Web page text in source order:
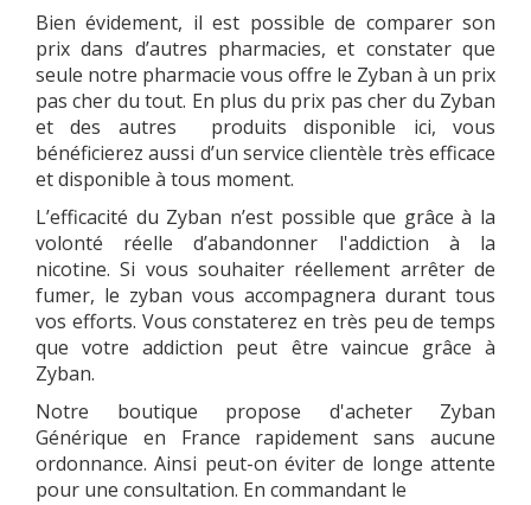
Bien évidement, il est possible de comparer son
prix dans d’autres pharmacies, et constater que
seule notre pharmacie vous offre le Zyban à un prix
pas cher du tout. En plus du prix pas cher du Zyban
et des autres produits disponible ici, vous
bénéficierez aussi d’un service clientèle très efficace
et disponible à tous moment.
L’efficacité du Zyban n’est possible que grâce à la
volonté réelle d’abandonner l'addiction à la
nicotine. Si vous souhaiter réellement arrêter de
fumer, le zyban vous accompagnera durant tous
vos efforts. Vous constaterez en très peu de temps
que votre addiction peut être vaincue grâce à
Zyban.
Notre boutique propose d'acheter Zyban
Générique en France rapidement sans aucune
ordonnance. Ainsi peut-on éviter de longe attente
pour une consultation. En commandant le